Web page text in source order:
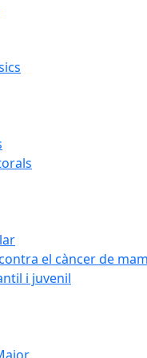
el càncer de
i juvenil